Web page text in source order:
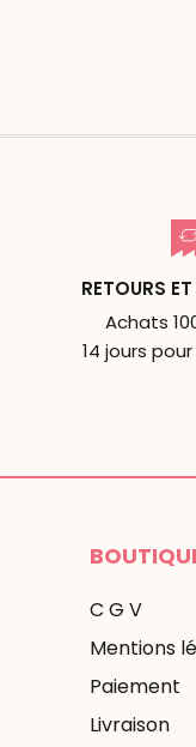
RETOURS
Achats
14 jours
C G V
Mentions
Paiement
Livraison